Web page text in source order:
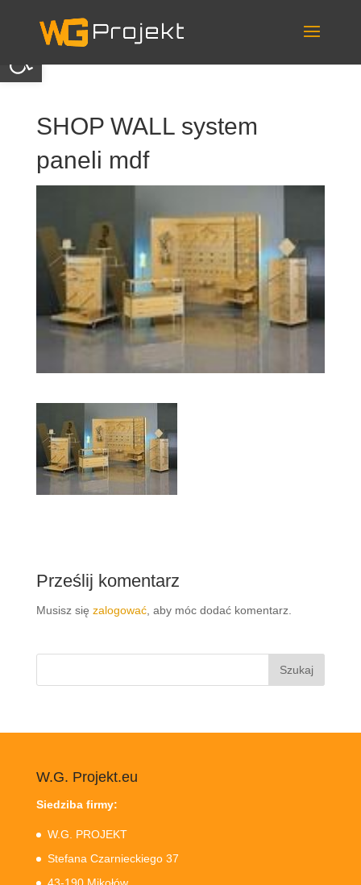
Otwórz pasek narzędzi
content
SHOP WALL system
paneli mdf
Prześlij komentarz
Musisz się zalogować, aby móc dodać komentarz.
W.G. Projekt.eu
Siedziba firmy:
W.G. PROJEKT
Stefana Czarnieckiego 37